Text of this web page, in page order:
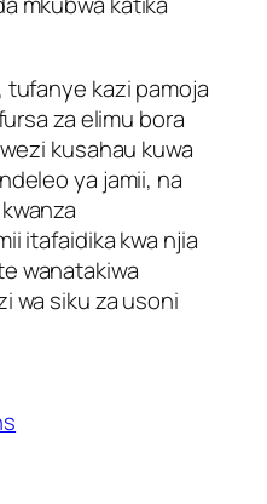
tufanye kazi pamoja
za elimu bora
kusahau kuwa
ya jamii, na
itafaidika kwa njia
wanatakiwa
wa siku za usoni